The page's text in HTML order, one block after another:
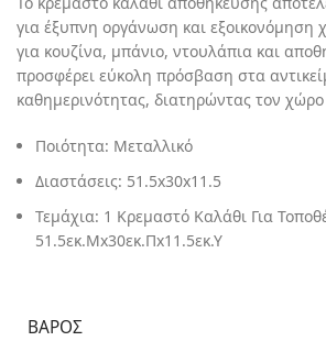
για έξυπνη οργάνωση και
για κουζίνα, μπάνιο, ντουλάπια και
προσφέρει εύκολη πρόσβαση στα
καθημερινότητας, διατηρώντας τον
Ποιότητα: Μεταλλικό
Διαστάσεις: 51.5x30x11.5
Τεμάχια: 1 Κρεμαστό Καλάθι Για
51.5εκ.Μx30εκ.Πx11.5εκ.Υ
ΒΆΡΟΣ